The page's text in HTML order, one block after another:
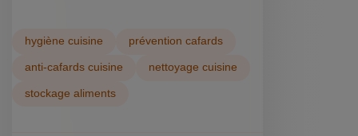
hygiène cuisine prévention cafards
anti-cafards cuisine nettoyage cuisine
stockage aliments